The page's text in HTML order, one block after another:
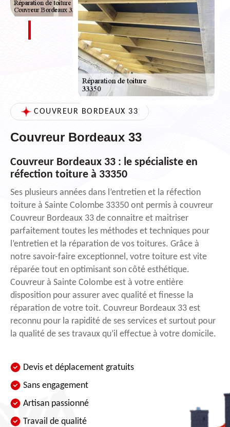
COUVREUR BORDEAUX 33
Couvreur Bordeaux 33
Couvreur Bordeaux 33 : le spécialiste en
réfection toiture à 33350
Ses plusieurs années dans l’entretien et la réfection
toiture à Sainte Colombe 33350 ont permis à couvreur
Couvreur Bordeaux 33 de connaitre et maitriser
parfaitement toutes les méthodes et techniques pour
l’entretien et la réparation de vos toitures. Grâce à
notre savoir-faire exceptionnel, votre toiture est vite
réparée tout en optimisant son côté esthétique.
Couvreur à Sainte Colombe est à votre entière
disposition pour assurer avec qualité et finesse la
réparation de votre toit. Couvreur Bordeaux 33 est
reconnu pour la rapidité de ses services et surtout pour
la qualité de ses travaux qu’il effectue à votre domicile.
Devis et déplacement gratuits
Sans engagement
Artisan passionné
Travail de qualité